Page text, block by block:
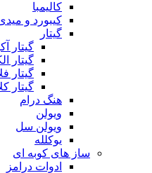
کالیمبا
کیبورد و
گیتار
گیتار
گیتار
گیتار
گیتار
هنگ درام
ویولن
ویولن سل
یوکلله
ساز های کوبه ای
ادوات درامز